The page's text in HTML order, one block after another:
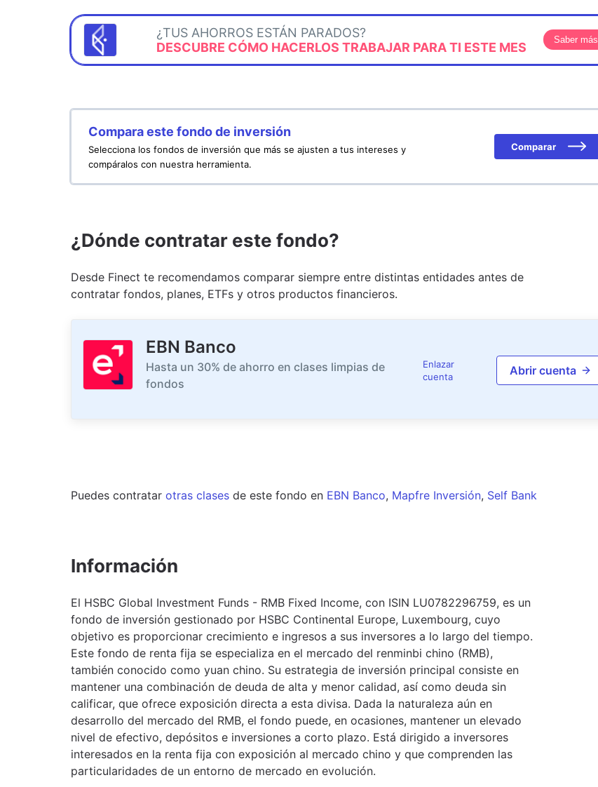
¿TUS AHORROS ESTÁN PARADOS?
DESCUBRE CÓMO HACERLOS TRABAJAR PARA TI ESTE MES
Saber más
Compara este fondo de inversión
Selecciona los fondos de inversión que más se ajusten a tus intereses y
compáralos con nuestra herramienta.
Comparar
¿Dónde contratar este fondo?
Desde Finect te recomendamos comparar siempre entre distintas entidades antes de
contratar fondos, planes, ETFs y otros productos financieros.
EBN Banco
Hasta un 30% de ahorro en clases limpias de
fondos
Enlazar
cuenta
Abrir cuenta
Puedes contratar otras clases de este fondo en EBN Banco, Mapfre Inversión, Self Bank
Información
El HSBC Global Investment Funds - RMB Fixed Income, con ISIN LU0782296759, es un
fondo de inversión gestionado por HSBC Continental Europe, Luxembourg, cuyo
objetivo es proporcionar crecimiento e ingresos a sus inversores a lo largo del tiempo.
Este fondo de renta fija se especializa en el mercado del renminbi chino (RMB),
también conocido como yuan chino. Su estrategia de inversión principal consiste en
mantener una combinación de deuda de alta y menor calidad, así como deuda sin
calificar, que ofrece exposición directa a esta divisa. Dada la naturaleza aún en
desarrollo del mercado del RMB, el fondo puede, en ocasiones, mantener un elevado
nivel de efectivo, depósitos e inversiones a corto plazo. Está dirigido a inversores
interesados en la renta fija con exposición al mercado chino y que comprenden las
particularidades de un entorno de mercado en evolución.